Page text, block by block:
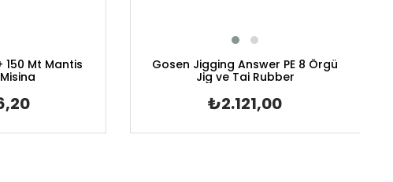
150 Mt Mantis
Gosen Jigging Answer PE 8 Örgü
Jig ve Tai Rubber
₺2.121,00